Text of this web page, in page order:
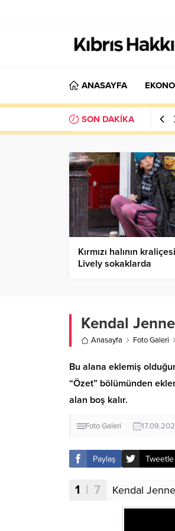
ANASAYFA
SON DAKİKA
Kırmızı halının
Lively sokaklarda
Kendal
Anasayfa Foto Galeri
Bu alana eklemiş
“Özet” bölümünden
alan boş kalır.
Foto Galeri
Paylaş Tweetle
1 | 7 Kendal